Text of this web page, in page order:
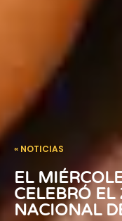
« NOTICIAS
EL
CELEBRÓ EL
NACIONAL